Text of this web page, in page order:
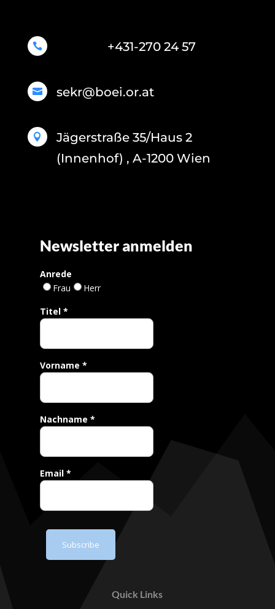
 +431-270 24 57
 sekr@boei.or.at

Jägerstraße 35/Haus 2
(Innenhof) , A-1200 Wien
Newsletter anmelden
Anrede
Frau
Herr
Titel *
Vorname *
Nachname *
Email *
Subscribe
Quick Links